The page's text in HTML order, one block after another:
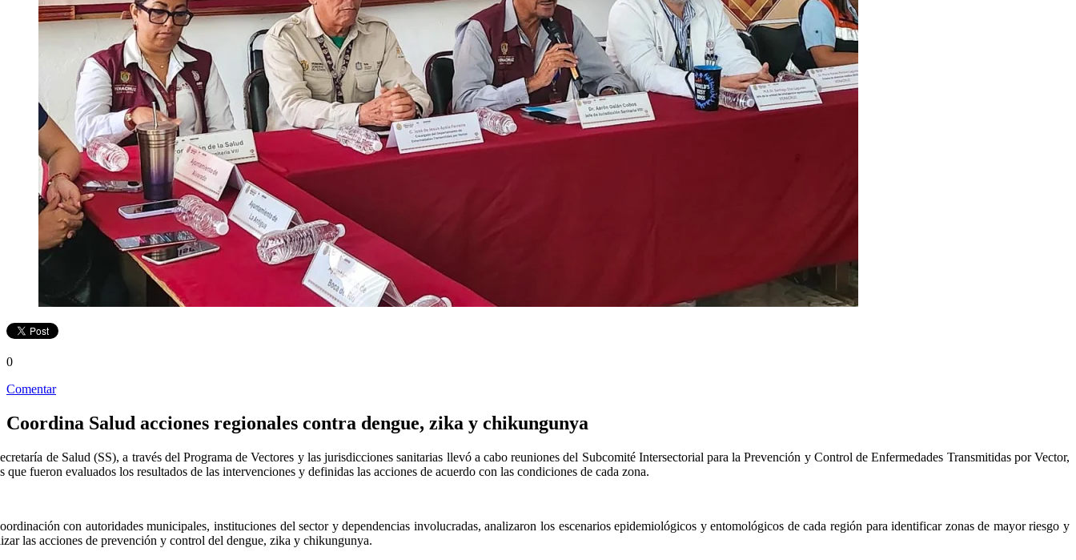
0
Comentar
Coordina Salud acciones regionales contra dengue, zika y chikungunya
de Salud (SS), a través del Programa de Vectores y las jurisdicciones sanitarias llevó a cabo reuniones del Subcomité Intersectorial para la Prevención y Control de Enfermedades Transmitidas por Vector,
que fueron evaluados los resultados de las intervenciones y definidas las acciones de acuerdo con las condiciones de cada zona.
con autoridades municipales, instituciones del sector y dependencias involucradas, analizaron los escenarios epidemiológicos y entomológicos de cada región para identificar zonas de mayor riesgo y
las acciones de prevención y control del dengue, zika y chikungunya.